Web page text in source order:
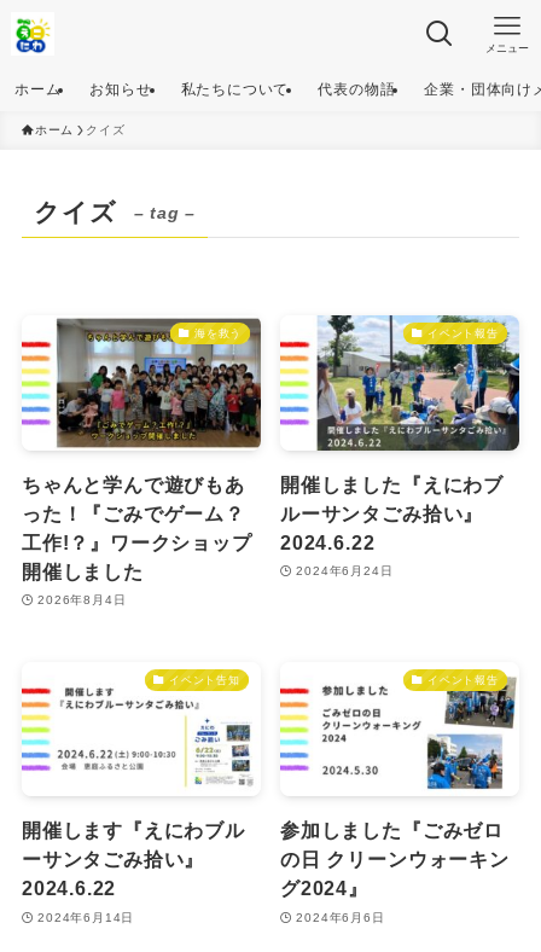
メニュー
ホーム お知らせ 私たちについて 代表の物語 企業・団体向け
ホーム クイズ
クイズ – tag –
海を救う
ちゃんと学んで遊びもあ
った！『ごみでゲーム？
工作!？』ワークショップ
開催しました
2026年8月4日
イベント報告
開催しました『えにわブ
ルーサンタごみ拾い』
2024.6.22
2024年6月24日
イベント告知
開催します『えにわブル
ーサンタごみ拾い』
2024.6.22
2024年6月14日
イベント報告
参加しました『ごみゼロ
の日 クリーンウォーキン
グ2024』
2024年6月6日